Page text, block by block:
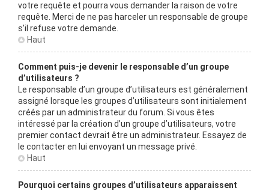
votre requête et pourra vous demander la raison de votre
requête. Merci de ne pas harceler un responsable de groupe
s’il refuse votre demande.
Haut
Comment puis-je devenir le responsable d’un groupe
d’utilisateurs ?
Le responsable d’un groupe d’utilisateurs est généralement
assigné lorsque les groupes d’utilisateurs sont initialement
créés par un administrateur du forum. Si vous êtes
intéressé par la création d’un groupe d’utilisateurs, votre
premier contact devrait être un administrateur. Essayez de
le contacter en lui envoyant un message privé.
Haut
Pourquoi certains groupes d’utilisateurs apparaissent